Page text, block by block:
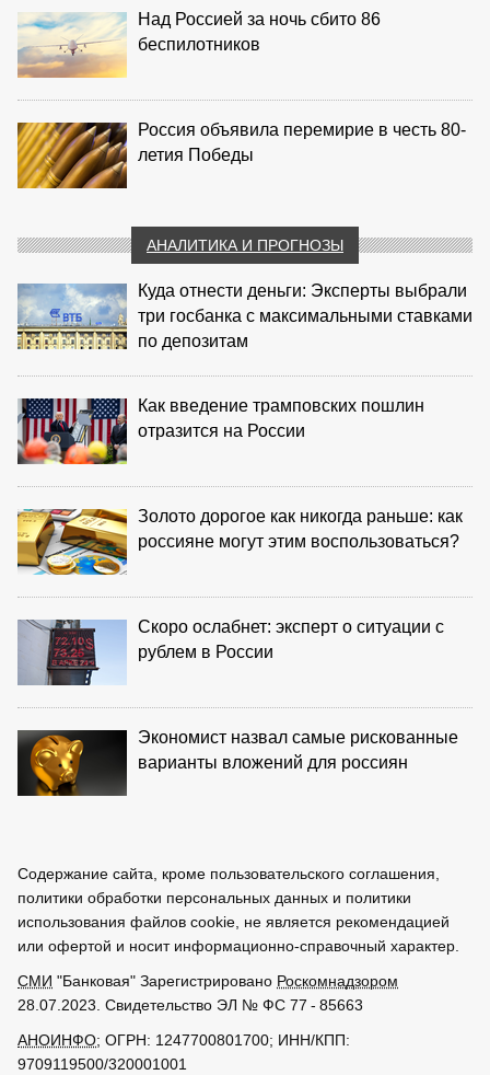
Над Россией за ночь сбито 86
беспилотников
Россия объявила перемирие в честь 80-
летия Победы
АНАЛИТИКА И ПРОГНОЗЫ
Куда отнести деньги: Эксперты выбрали
три госбанка с максимальными ставками
по депозитам
Как введение трамповских пошлин
отразится на России
Золото дорогое как никогда раньше: как
россияне могут этим воспользоваться?
Скоро ослабнет: эксперт о ситуации с
рублем в России
Экономист назвал самые рискованные
варианты вложений для россиян
Содержание сайта, кроме пользовательского соглашения,
политики обработки персональных данных и политики
использования файлов cookie, не является рекомендацией
или офертой и носит информационно-справочный характер.
СМИ "Банковая" Зарегистрировано Роскомнадзором
28.07.2023. Свидетельство ЭЛ № ФС 77 - 85663
АНОИНФО; ОГРН: 1247700801700; ИНН/КПП:
9709119500/320001001